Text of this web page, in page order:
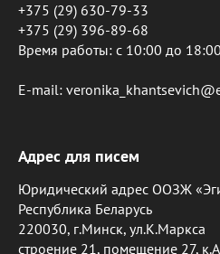
+375 (29) 630-79-33
+375 (29) 396-89-68
Время работы: c 10:00 до
E-mail:
Адрес для писем
Юридический адрес ООЗЖ
Республика Беларусь
220030, г.Минск, ул.К.Маркса
строение 21, помещение 27,